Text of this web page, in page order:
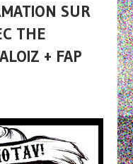
SUR
THE
+ FAP